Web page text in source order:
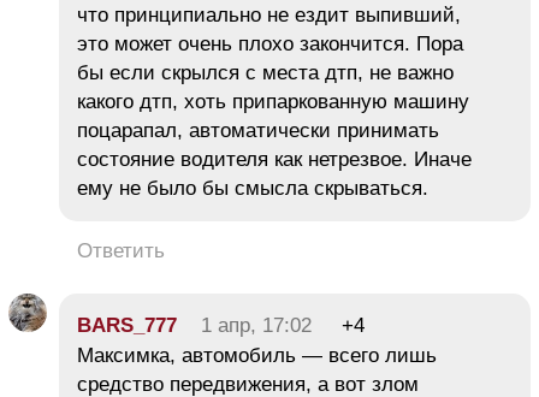
что принципиально не ездит выпивший,
это может очень плохо закончится. Пора
бы если скрылся с места дтп, не важно
какого дтп, хоть припаркованную машину
поцарапал, автоматически принимать
состояние водителя как нетрезвое. Иначе
ему не было бы смысла скрываться.
Ответить
BARS_777 1 апр, 17:02
+4
Максимка, автомобиль — всего лишь
средство передвижения, а вот злом